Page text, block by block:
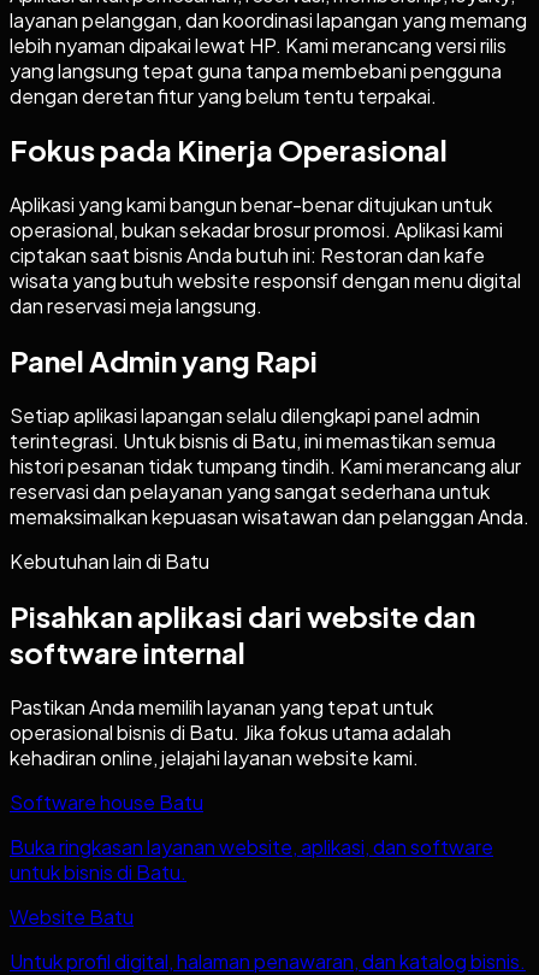
layanan pelanggan, dan koordinasi lapangan yang memang
lebih nyaman dipakai lewat HP. Kami merancang versi rilis
yang langsung tepat guna tanpa membebani pengguna
dengan deretan fitur yang belum tentu terpakai.
Fokus pada Kinerja Operasional
Aplikasi yang kami bangun benar-benar ditujukan untuk
operasional, bukan sekadar brosur promosi. Aplikasi kami
ciptakan saat bisnis Anda butuh ini: Restoran dan kafe
wisata yang butuh website responsif dengan menu digital
dan reservasi meja langsung.
Panel Admin yang Rapi
Setiap aplikasi lapangan selalu dilengkapi panel admin
terintegrasi. Untuk bisnis di Batu, ini memastikan semua
histori pesanan tidak tumpang tindih. Kami merancang alur
reservasi dan pelayanan yang sangat sederhana untuk
memaksimalkan kepuasan wisatawan dan pelanggan Anda.
Kebutuhan lain di Batu
Pisahkan aplikasi dari website dan
software internal
Pastikan Anda memilih layanan yang tepat untuk
operasional bisnis di Batu. Jika fokus utama adalah
kehadiran online, jelajahi layanan website kami.
Software house Batu
Buka ringkasan layanan website, aplikasi, dan software
untuk bisnis di Batu.
Website Batu
Untuk profil digital, halaman penawaran, dan katalog bisnis.